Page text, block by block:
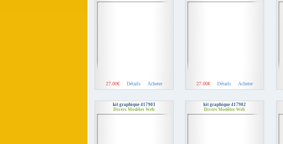
27.00€ Détails Acheter 27.00€ Détails Acheter
kit graphique 417903
Divers Modèles Web
kit graphique 417902
Divers Modèles Web